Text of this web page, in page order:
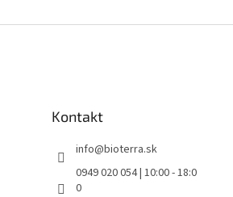
Kontakt
info@bioterra.sk
0949 020 054 | 10:00 - 18:0
0